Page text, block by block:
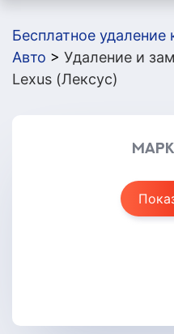
Бесплатное удаление
Авто > Удаление и
Lexus (Лексус)